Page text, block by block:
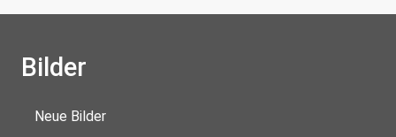
Bilder
Neue Bilder